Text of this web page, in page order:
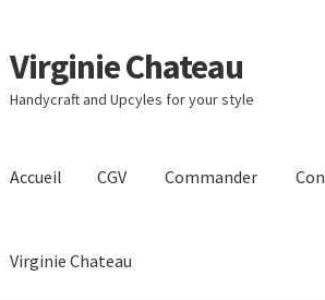
Passer
à
la
Passer
au
contenu
Virginie Chateau
Handycraft and Upcyles for your style
Accueil CGV Commander
Virginie Chateau